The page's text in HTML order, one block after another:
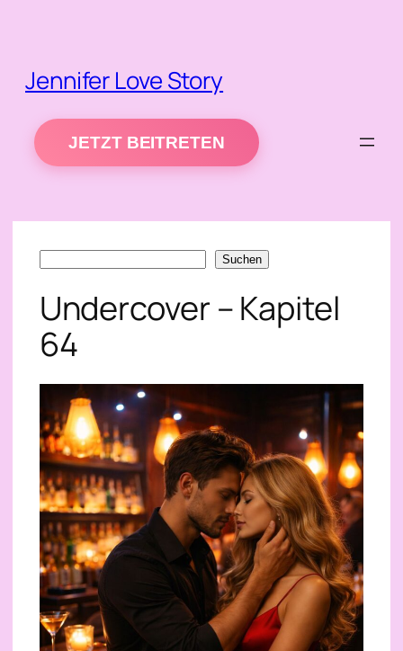
Jennifer Love Story
JETZT BEITRETEN
Suchen
Undercover – Kapitel
64